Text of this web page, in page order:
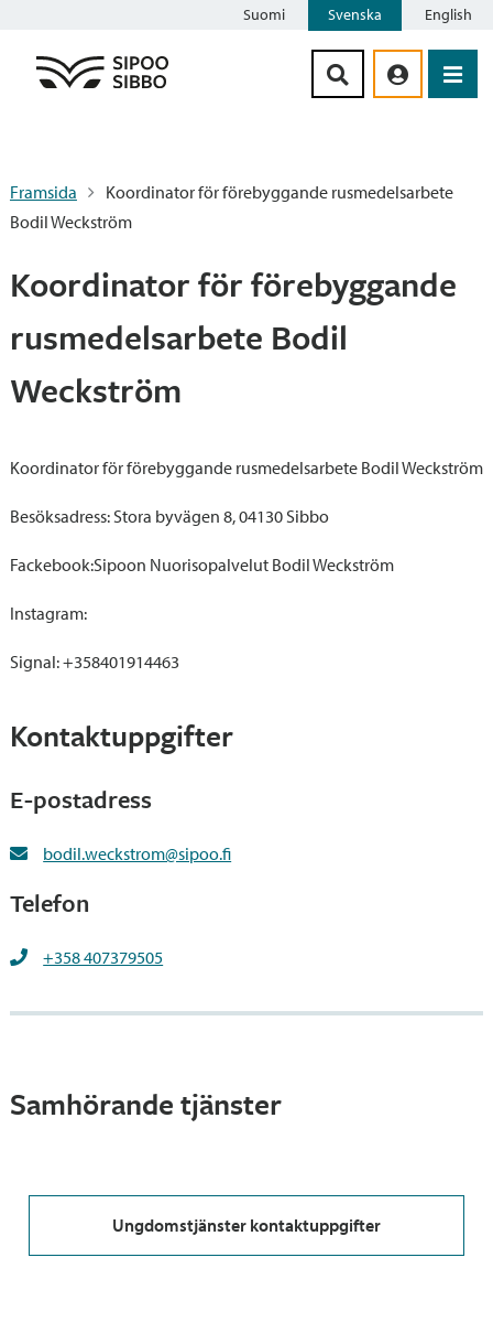
Suomi Svenska English
Framsida
Koordinator för förebyggande rusmedelsarbete
Bodil Weckström
Koordinator för förebyggande
rusmedelsarbete Bodil
Weckström
Koordinator för förebyggande rusmedelsarbete Bodil Weckström
Besöksadress: Stora byvägen 8, 04130 Sibbo
Fackebook:Sipoon Nuorisopalvelut Bodil Weckström
Instagram:
Signal: +358401914463
Kontaktuppgifter
E-postadress
bodil.weckstrom@sipoo.fi
Telefon
+358 407379505
Samhörande tjänster
Ungdomstjänster kontaktuppgifter